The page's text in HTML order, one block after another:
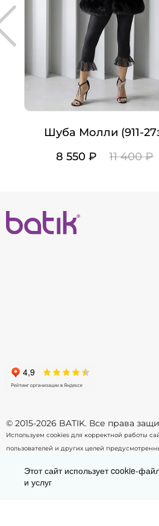
Шуба Молли (911-
8 550 ₽
11 400 ₽
© 2015-2026 BATIK. Все права
Используем cookies для корректной работы
пользователей и других целей
Этот сайт использует cookie-
и услуг